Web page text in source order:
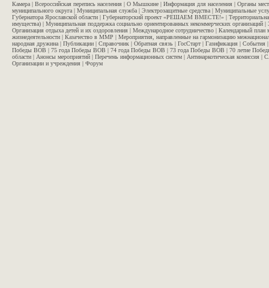
Камера | Всероссийская перепись населения | О Мышкине | Информация для населения | Органы
муниципального округа | Муниципальная служба | Электрозащитные средства | Муниципальные
Губернатора Ярославской области | Губернаторский проект «РЕШАЕМ ВМЕСТЕ!» |
имущества) | Муниципальная поддержка социально ориентированных некоммерческих организаций |
Организация отдыха детей и их оздоровления | Международное сотрудничество | Календарный план
жизнедеятельности | Казачество в ММР | Мероприятия, направленные на гармонизацию
народная дружина | Публикации | Справочник | Обратная связь | ГосСтарт| Газификация | События
Победы ВОВ | 75 года Победы ВОВ | 74 года Победы ВОВ | 73 года Победы ВОВ | 70 летие
области | Анонсы мероприятий | Перечень информационных систем | Антинаркотическая комиссия |
Организации и учреждения | Форум